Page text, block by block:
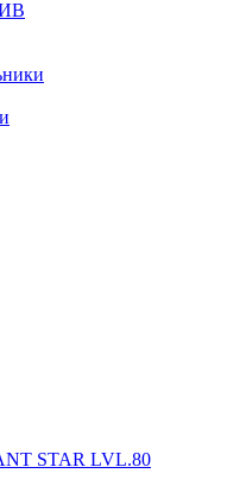
STAR LVL.80